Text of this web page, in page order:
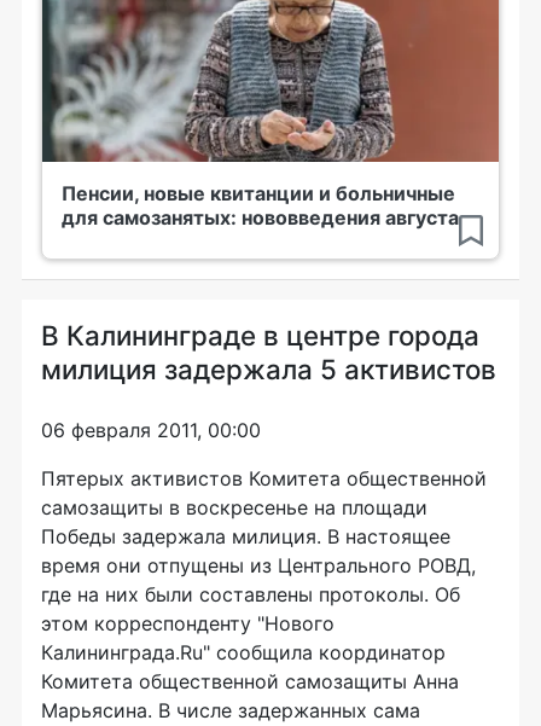
Пенсии, новые квитанции и больничные
для самозанятых: нововведения августа
В Калининграде в центре города
милиция задержала 5 активистов
06 февраля 2011, 00:00
Пятерых активистов Комитета общественной
самозащиты в воскресенье на площади
Победы задержала милиция. В настоящее
время они отпущены из Центрального РОВД,
где на них были составлены протоколы. Об
этом корреспонденту "Нового
Калининграда.Ru" сообщила координатор
Комитета общественной самозащиты Анна
Марьясина. В числе задержанных сама